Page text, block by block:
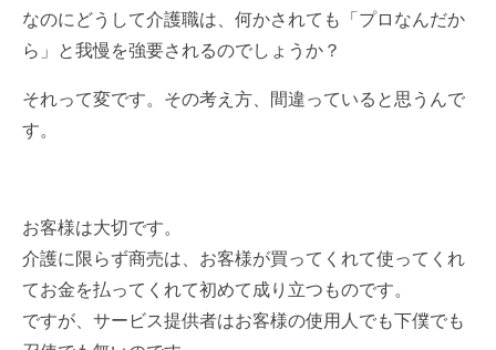
なのにどうして介護職は、何かされても「プロなんだか
ら」と我慢を強要されるのでしょうか？
それって変です。その考え方、間違っていると思うんで
す。
お客様は大切です。
介護に限らず商売は、お客様が買ってくれて使ってくれ
てお金を払ってくれて初めて成り立つものです。
ですが、サービス提供者はお客様の使用人でも下僕でも